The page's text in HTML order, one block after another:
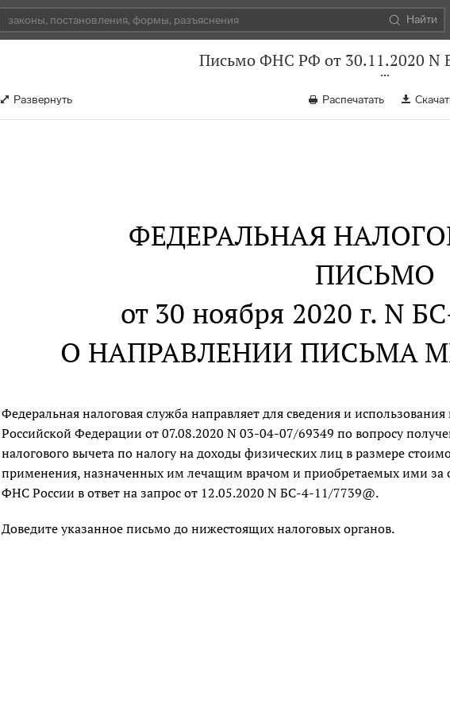
Найти
Письмо ФНС РФ от 30.11.2020 N
Развернуть Распечатать
ФЕДЕРАЛЬНАЯ
ПИСЬМО
от 30 ноября 2020 г. N
О НАПРАВЛЕНИИ ПИСЬМА
Федеральная налоговая служба направляет для сведения и
Российской Федерации от 07.08.2020 N 03-04-07/69349 по вопросу
налогового вычета по налогу на доходы физических лиц в размере
применения, назначенных им лечащим врачом и приобретаемых ими за
ФНС России в ответ на запрос от 12.05.2020 N БС-4-11/7739@.
Доведите указанное письмо до нижестоящих налоговых органов.